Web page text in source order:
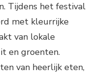
Tijdens het festival
met kleurrijke
van lokale
en groenten.
van heerlijk eten,